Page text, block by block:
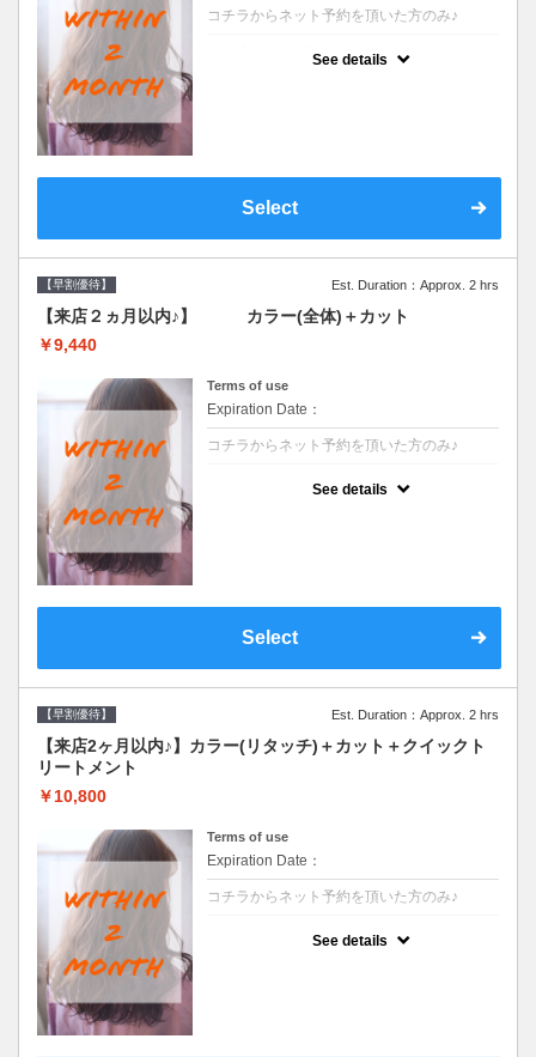
コチラからネット予約を頂いた方のみ♪
See details
Select
【早割優待】 Est. Duration：Approx. 2 hrs
【来店２ヵ月以内♪】 カラー(全体)＋カット
￥9,440
Terms of use
Expiration Date：
コチラからネット予約を頂いた方のみ♪
See details
Select
【早割優待】 Est. Duration：Approx. 2 hrs
【来店2ヶ月以内♪】カラー(リタッチ)＋カット＋クイックト
リートメント
￥10,800
Terms of use
Expiration Date：
コチラからネット予約を頂いた方のみ♪
See details